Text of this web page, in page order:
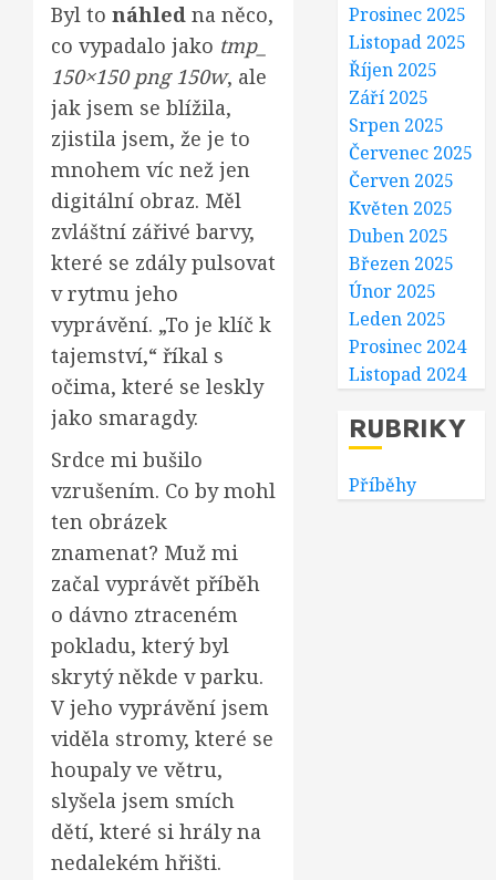
Byl to náhled na něco,
co vypadalo jako tmp_
150×150 png 150w, ale
jak jsem se blížila,
zjistila jsem, že je to
mnohem víc než jen
digitální obraz. Měl
zvláštní zářivé barvy,
které se zdály pulsovat
v rytmu jeho
vyprávění. „To je klíč k
tajemství,“ říkal s
očima, které se leskly
jako smaragdy.
Srdce mi bušilo
vzrušením. Co by mohl
ten obrázek
znamenat? Muž mi
začal vyprávět příběh
o dávno ztraceném
pokladu, který byl
skrytý někde v parku.
V jeho vyprávění jsem
viděla stromy, které se
houpaly ve větru,
slyšela jsem smích
dětí, které si hrály na
nedalekém hřišti.
Prosinec 2025
Listopad 2025
Říjen 2025
Září 2025
Srpen 2025
Červenec 2025
Červen 2025
Květen 2025
Duben 2025
Březen 2025
Únor 2025
Leden 2025
Prosinec 2024
Listopad 2024
RUBRIKY
Příběhy